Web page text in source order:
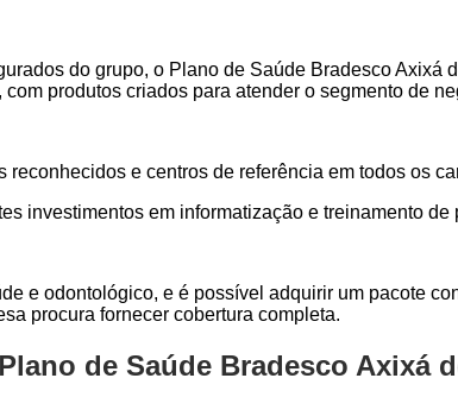
do grupo, o Plano de Saúde Bradesco
produtos criados para atender o segmento de
e centros de referência em todos os
investimentos em informatização e treinamento
e odontológico, e é possível adquirir um pacote
procura fornecer cobertura completa.
de Saúde Bradesco Axixá